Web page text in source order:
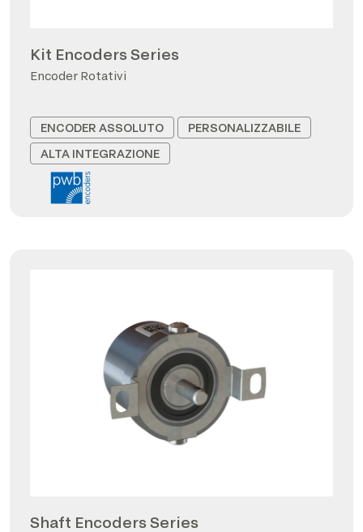
Kit Encoders Series
Encoder Rotativi
ENCODER ASSOLUTO
PERSONALIZZABILE
ALTA INTEGRAZIONE
Shaft Encoders Series